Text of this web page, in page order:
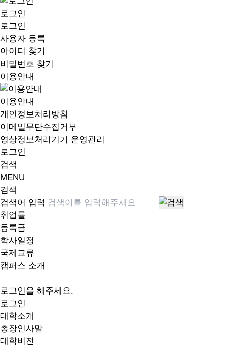
로그인
로그인
사용자 등록
아이디 찾기
비밀번호 찾기
이용안내
이용안내
개인정보처리방침
이메일무단수집거부
영상정보처리기기 운영관리
로그인
검색
MENU
검색
검색어 입력
취업률
등록금
학사일정
국제교류
캠퍼스 소개
로그인을 해주세요.
로그인
대학소개
총장인사말
대학비전